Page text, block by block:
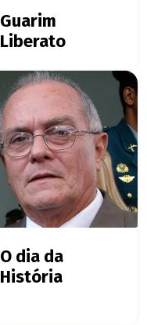
Guarim
Liberato
O dia da
História